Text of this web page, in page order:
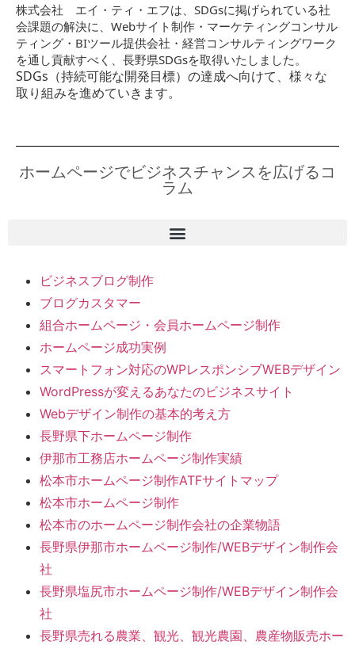
株式会社 エイ・ティ・エフは、SDGsに掲げられている社
会課題の解決に、Webサイト制作・マーケティングコンサル
ティング・BIツール提供会社・経営コンサルティングワーク
を通し貢献すべく、長野県SDGsを取得いたしました。
SDGs（持続可能な開発目標）の達成へ向けて、様々な
取り組みを進めていきます。
ホームページでビジネスチャンスを広げるコ
ラム
ビジネスブログ制作
ブログカスタマー
組合ホームページ・会員ホームページ制作
ホームページ成功実例
スマートフォン対応のWPレスポンシブWEBデザイン
WordPressが変えるあなたのビジネスサイト
Webデザイン制作の基本的考え方
長野県下ホームページ制作
伊那市工務店ホームページ制作実績
松本市ホームページ制作ATFサイトマップ
松本市ホームページ制作
松本市のホームページ制作会社の企業物語
長野県伊那市ホームページ制作/WEBデザイン制作会
社
長野県塩尻市ホームページ制作/WEBデザイン制作会
社
長野県売れる農業、観光、観光農園、農産物販売ホー